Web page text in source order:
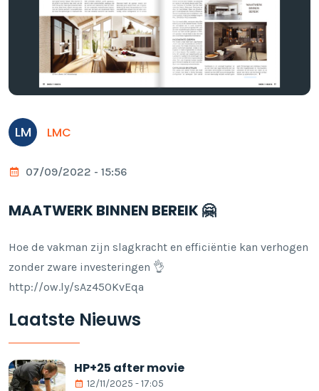
LM LMC
07/09/2022 - 15:56
MAATWERK BINNEN BEREIK 🤗
Hoe de vakman zijn slagkracht en efficiëntie kan verhogen
zonder zware investeringen 👌
http://ow.ly/sAz450KvEqa
Laatste Nieuws
HP+25 after movie
12/11/2025 - 17:05